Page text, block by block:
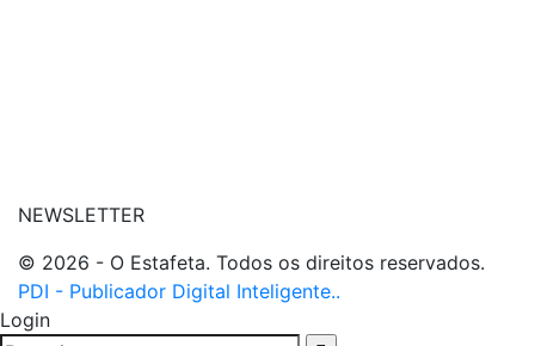
NEWSLETTER
© 2026 - O Estafeta. Todos os direitos reservados.
PDI - Publicador Digital Inteligente..
Login